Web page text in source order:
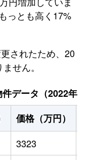
っとも高く17%
されたため、20
せん。
データ（2022年11
価格（万円）
3323